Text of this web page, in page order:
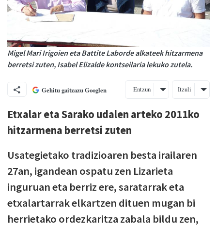
Migel Mari Irigoien eta Battite Laborde alkateek hitzarmena
berretsi zuten, Isabel Elizalde kontseilaria lekuko zutela.
Gehitu gaitzazu Googlen Entzun Itzuli
Etxalar eta Sarako udalen arteko 2011ko
hitzarmena berretsi zuten
Usategietako tradizioaren besta irailaren
27an, igandean ospatu zen Lizarieta
inguruan eta berriz ere, saratarrak eta
etxalartarrak elkartzen dituen mugan bi
herrietako ordezkaritza zabala bildu zen,